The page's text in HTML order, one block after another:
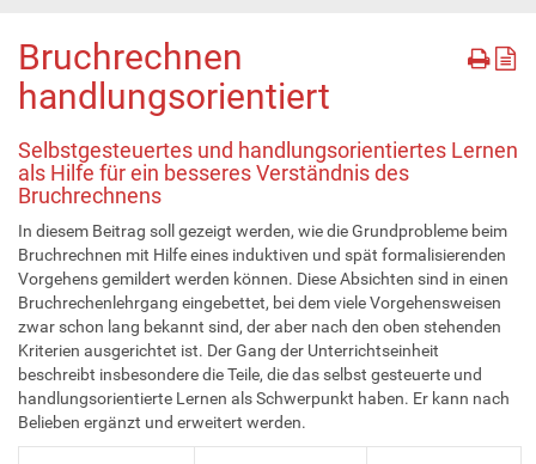
Bruchrechnen
handlungsorientiert
Selbstgesteuertes und handlungsorientiertes Lernen
als Hilfe für ein besseres Verständnis des
Bruchrechnens
In diesem Beitrag soll gezeigt werden, wie die Grundprobleme beim
Bruchrechnen mit Hilfe eines induktiven und spät formalisierenden
Vorgehens gemildert werden können. Diese Absichten sind in einen
Bruchrechenlehrgang eingebettet, bei dem viele Vorgehensweisen
zwar schon lang bekannt sind, der aber nach den oben stehenden
Kriterien ausgerichtet ist. Der Gang der Unterrichtseinheit
beschreibt insbesondere die Teile, die das selbst gesteuerte und
handlungsorientierte Lernen als Schwerpunkt haben. Er kann nach
Belieben ergänzt und erweitert werden.